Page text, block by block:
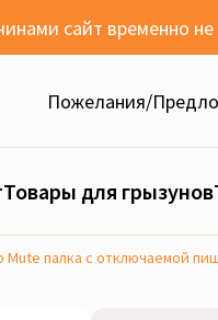
сайт временно
Пожелания/
Товары для грызунов
Mute палка с отключаемой